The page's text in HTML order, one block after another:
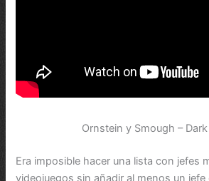
Ornstein y Smough –
Era imposible hacer una lista con jefes
videojuegos sin añadir al menos un jefe